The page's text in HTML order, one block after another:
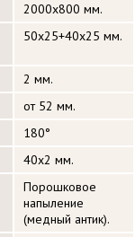
2000х800 мм.
50х25+40х25 мм.
2 мм.
от 52 мм.
180°
40х2 мм.
Порошковое
напыление
(медный антик).